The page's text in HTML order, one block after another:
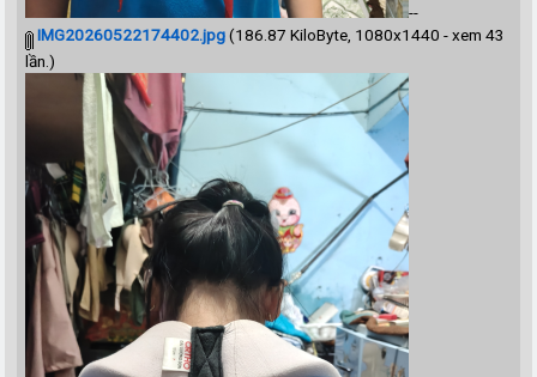
--
IMG20260522174402.jpg(186.87 KiloByte, 1080x1440 - xem 43
lần.)